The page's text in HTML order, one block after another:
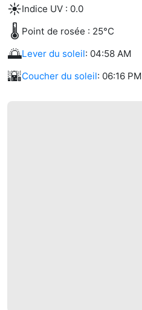
☀️Indice UV : 0.0
🌡️ Point de rosée : 25°C
🌅Lever du soleil: 04:58 AM
🌇Coucher du soleil: 06:16 PM